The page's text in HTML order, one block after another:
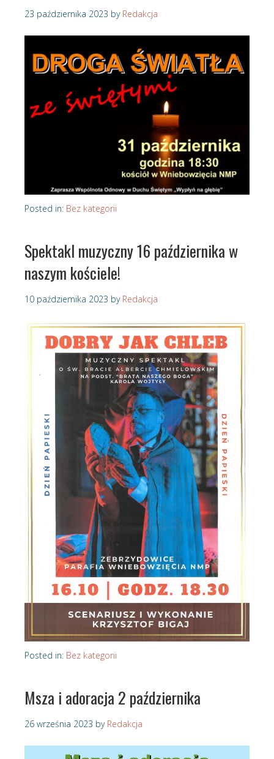
23 października 2023 by Redakcja
Posted in: Bez kategorii
Spektakl muzyczny 16 października w
naszym kościele!
10 października 2023 by Redakcja
Posted in: Bez kategorii
Msza i adoracja 2 października
26 września 2023 by Redakcja